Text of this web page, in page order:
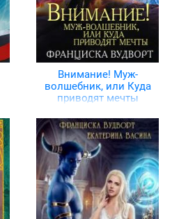
Внимание! Муж-
волшебник, или Куда
приводят мечты